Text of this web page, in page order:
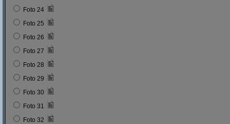
Foto 24
Foto 25
Foto 26
Foto 27
Foto 28
Foto 29
Foto 30
Foto 31
Foto 32